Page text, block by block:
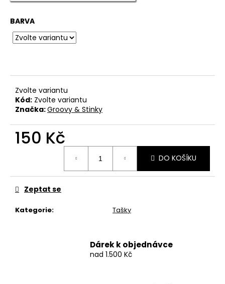
BARVA
Zvolte variantu
Kód: Zvolte variantu
Značka:Groovy & Stinky
150 Kč
DO KOŠÍKU
Kategorie: Tašky
Zeptat se
Dárek k objednávce
nad 1.500 Kč
D
o
p
u
č
u
e
m
BAVLNĚNÉ
TRIČKO
490